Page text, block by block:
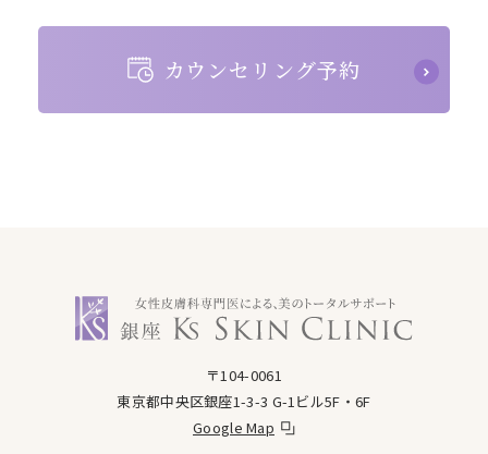
カウンセリング予約
銀座ケイスキンクリニック
〒104-0061
東京都中央区銀座1-3-3 G-1ビル5F・6F
Google Map